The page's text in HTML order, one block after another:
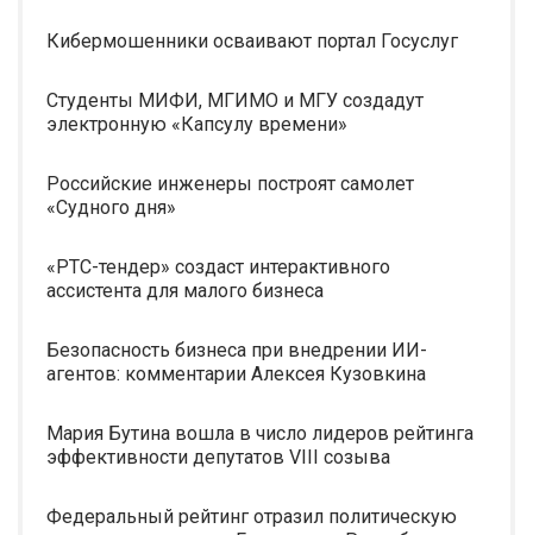
Кибермошенники осваивают портал Госуслуг
Студенты МИФИ, МГИМО и МГУ создадут
электронную «Капсулу времени»
Российские инженеры построят самолет
«Судного дня»
«РТС-тендер» создаст интерактивного
ассистента для малого бизнеса
Безопасность бизнеса при внедрении ИИ-
агентов: комментарии Алексея Кузовкина
Мария Бутина вошла в число лидеров рейтинга
эффективности депутатов VIII созыва
Федеральный рейтинг отразил политическую